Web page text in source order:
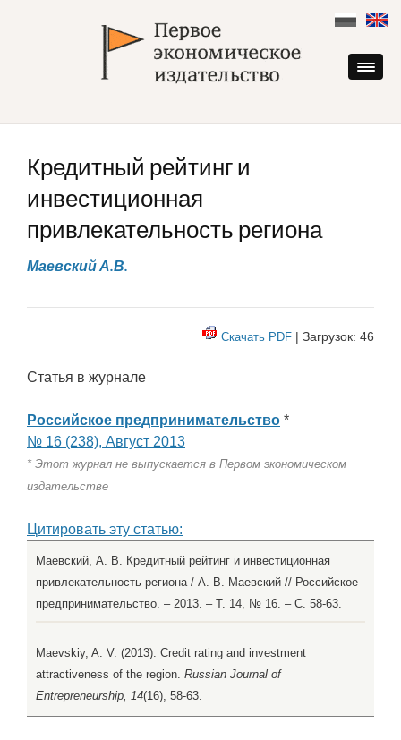
content
Кредитный рейтинг и
инвестиционная
привлекательность региона
Маевский А.В.
Скачать PDF | Загрузок: 46
Статья в журнале
Российское предпринимательство *
№ 16 (238), Август 2013
* Этот журнал не выпускается в Первом экономическом
издательстве
Цитировать эту статью:
Маевский, А. В. Кредитный рейтинг и инвестиционная
привлекательность региона / А. В. Маевский // Российское
предпринимательство. – 2013. – Т. 14, № 16. – С. 58-63.
Maevskiy, A. V. (2013). Credit rating and investment
attractiveness of the region. Russian Journal of
Entrepreneurship, 14(16), 58-63.